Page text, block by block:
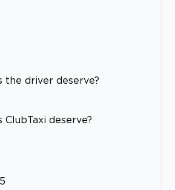
the driver deserve?
deserve?